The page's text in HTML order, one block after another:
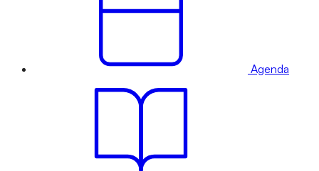
Agenda